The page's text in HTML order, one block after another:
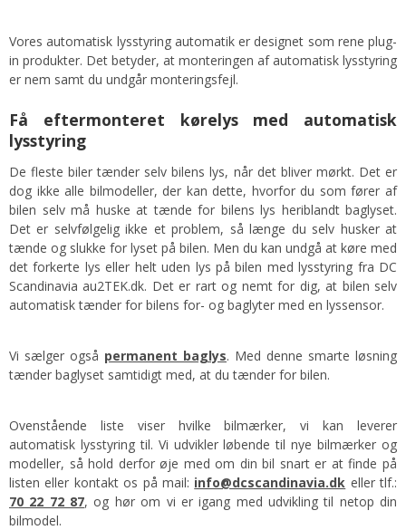
Vores automatisk lysstyring automatik er designet som rene plug-
in produkter. Det betyder, at monteringen af automatisk lysstyring
er nem samt du undgår monteringsfejl.
Få eftermonteret kørelys med automatisk
lysstyring
De fleste biler tænder selv bilens lys, når det bliver mørkt. Det er
dog ikke alle bilmodeller, der kan dette, hvorfor du som fører af
bilen selv må huske at tænde for bilens lys heriblandt baglyset.
Det er selvfølgelig ikke et problem, så længe du selv husker at
tænde og slukke for lyset på bilen. Men du kan undgå at køre med
det forkerte lys eller helt uden lys på bilen med lysstyring fra DC
Scandinavia au2TEK.dk. Det er rart og nemt for dig, at bilen selv
automatisk tænder for bilens for- og baglyter med en lyssensor.
Vi sælger også permanent baglys. Med denne smarte løsning
tænder baglyset samtidigt med, at du tænder for bilen.
Ovenstående liste viser hvilke bilmærker, vi kan leverer
automatisk lysstyring til. Vi udvikler løbende til nye bilmærker og
modeller, så hold derfor øje med om din bil snart er at finde på
listen eller kontakt os på mail: info@dcscandinavia.dk eller tlf.:
70 22 72 87, og hør om vi er igang med udvikling til netop din
bilmodel.